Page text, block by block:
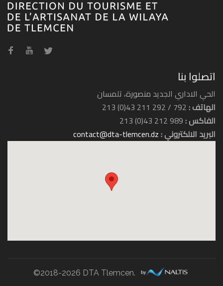
اتصلوا بنا
الحي الاداري الجديد منصورة، تلمسان
الهاتف :792 / 292 211 43(0) 213
الفاكس :989 212 43(0) 213
البريد الالكتروني :contact@dta-tlemcen.dz
©2018-2026 DTA Tlemcen.